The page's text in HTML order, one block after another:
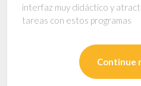
interfaz muy didáctico y
tareas con estos programas
Continue